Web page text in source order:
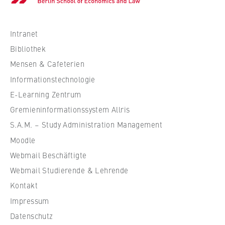
c
s
c
u
l
e
f
i
r
t
c
h
Intranet
Bibliothek
Mensen & Cafeterien
Informationstechnologie
E-Learning Zentrum
Gremieninformationssystem Allris
S.A.M. – Study Administration Management
Moodle
Webmail Beschäftigte
Webmail Studierende & Lehrende
Kontakt
Impressum
Datenschutz